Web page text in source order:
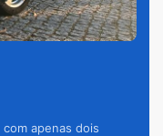
apenas dois